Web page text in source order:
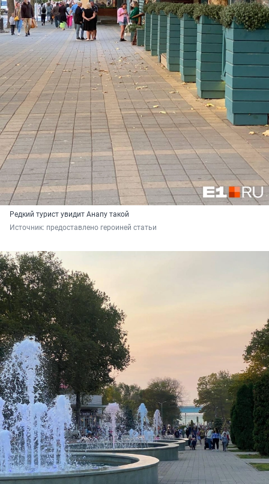
Редкий турист увидит Анапу такой
Источник: предоставлено героиней статьи